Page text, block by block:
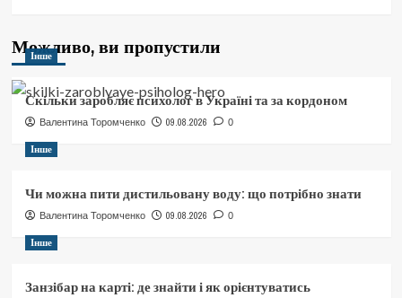
Можливо, ви пропустили
Інше
Скільки заробляє психолог в Україні та за кордоном
Валентина Торомченко 09.08.2026 0
Інше
Чи можна пити дистильовану воду: що потрібно знати
Валентина Торомченко 09.08.2026 0
Інше
Занзібар на карті: де знайти і як орієнтуватись